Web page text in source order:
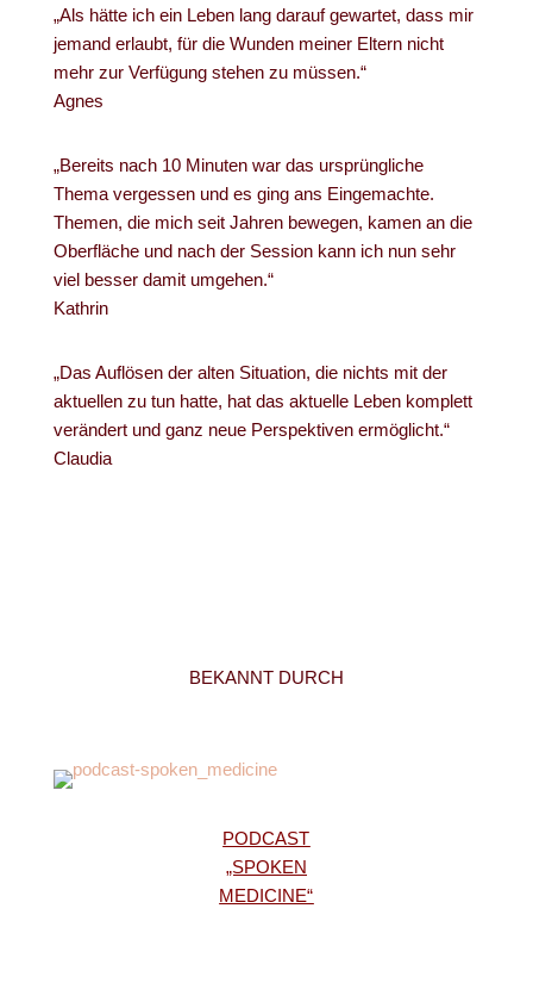
„Als hätte ich ein Leben lang darauf gewartet, dass mir
jemand erlaubt, für die Wunden meiner Eltern nicht
mehr zur Verfügung stehen zu müssen.“
Agnes
„Bereits nach 10 Minuten war das ursprüngliche
Thema vergessen und es ging ans Eingemachte.
Themen, die mich seit Jahren bewegen, kamen an die
Oberfläche und nach der Session kann ich nun sehr
viel besser damit umgehen.“
Kathrin
„Das Auflösen der alten Situation, die nichts mit der
aktuellen zu tun hatte, hat das aktuelle Leben komplett
verändert und ganz neue Perspektiven ermöglicht.“
Claudia
BEKANNT DURCH
PODCAST
„SPOKEN
MEDICINE“